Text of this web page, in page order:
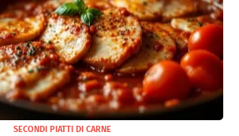
SECONDI PIATTI DI CARNE